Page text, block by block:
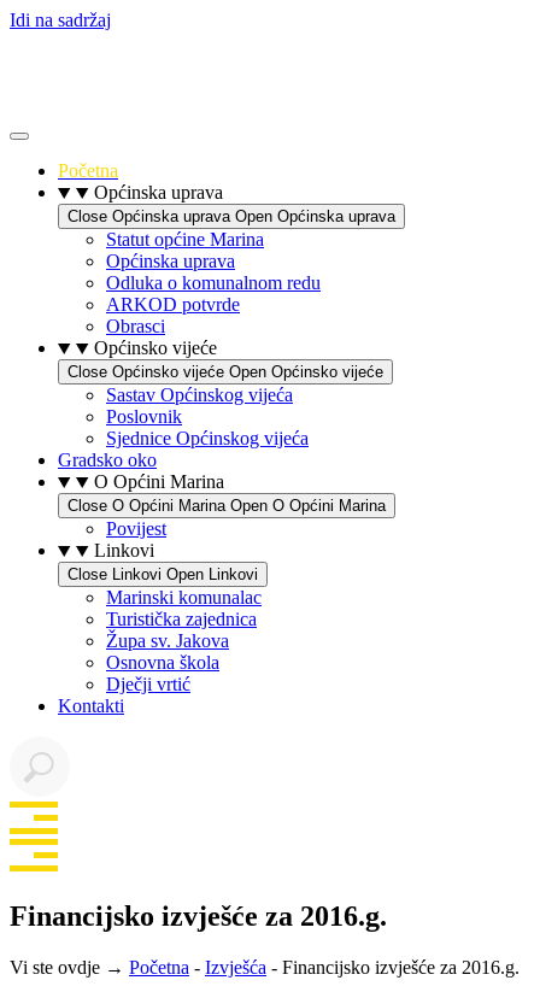
Idi na sadržaj
Početna
Općinska uprava
Close Općinska uprava Open Općinska uprava
Statut općine Marina
Općinska uprava
Odluka o komunalnom redu
ARKOD potvrde
Obrasci
Općinsko vijeće
Close Općinsko vijeće Open Općinsko vijeće
Sastav Općinskog vijeća
Poslovnik
Sjednice Općinskog vijeća
Gradsko oko
O Općini Marina
Close O Općini Marina Open O Općini Marina
Povijest
Linkovi
Close Linkovi Open Linkovi
Marinski komunalac
Turistička zajednica
Župa sv. Jakova
Osnovna škola
Dječji vrtić
Kontakti
Financijsko izvješće za 2016.g.
Vi ste ovdje → Početna - Izvješća - Financijsko izvješće za 2016.g.